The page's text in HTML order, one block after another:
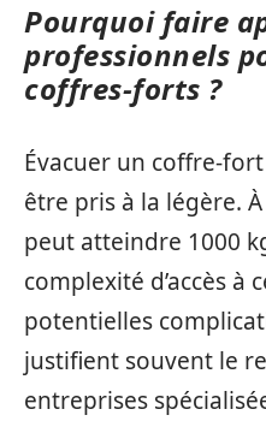
Pourquoi faire
professionnels
coffres-forts ?
Évacuer un coffre-
être pris à la légère.
peut atteindre 1000
complexité d’accès à
potentielles
justifient souvent le
entreprises